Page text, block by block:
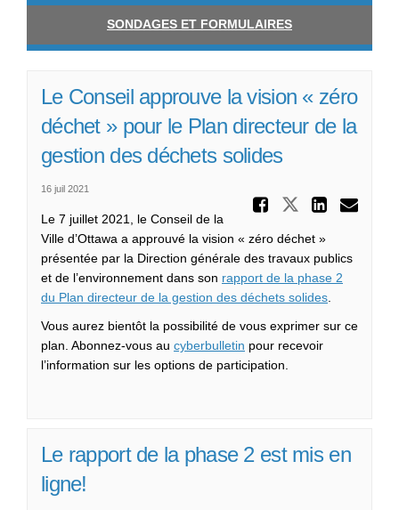
SONDAGES ET FORMULAIRES
Le Conseil approuve la vision « zéro
déchet » pour le Plan directeur de la
gestion des déchets solides
16 juil 2021
Partager
Le 7 juillet 2021, le Conseil de la
Ville d’Ottawa a approuvé la vision « zéro déchet »
présentée par la Direction générale des travaux publics
et de l’environnement dans son rapport de la phase 2
du Plan directeur de la gestion des déchets solides(Liens
.
Vous aurez bientôt la possibilité de vous exprimer sur ce
plan. Abonnez-vous au cyberbulletin (Liens externes)
pour recevoir
l’information sur les options de participation.
Le rapport de la phase 2 est mis en
ligne!